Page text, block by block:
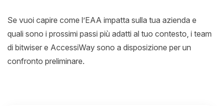
Se vuoi capire come l’EAA impatta sulla tua azienda e
quali sono i prossimi passi più adatti al tuo contesto, i team
di bitwiser e AccessiWay sono a disposizione per un
confronto preliminare.